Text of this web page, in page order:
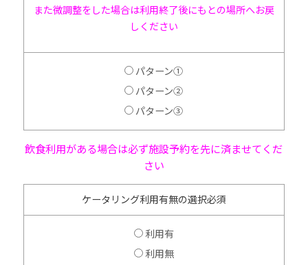
また微調整をした場合は利用終了後にもとの場所へお戻
しください
パターン①
パターン②
パターン③
飲食利用がある場合は必ず施設予約を先に済ませてくだ
さい
ケータリング利用有無の選択必須
利用有
利用無